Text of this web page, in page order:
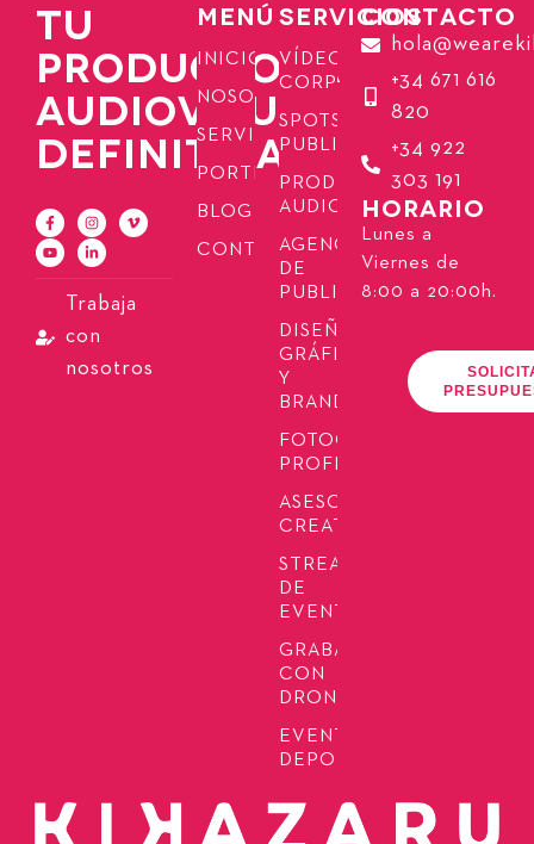
TU
PRODUCTORA
AUDIOVISUAL
DEFINITIVA
Trabaja
con
nosotros
MENÚ
INICIO
NOSOTROS
SERVICIOS
PORTFOLIO
BLOG
CONTACTO
SERVICIOS
VÍDEOS
CORPORATIVOS
SPOTS
PUBLICITARIOS
PRODUCCIÓN
AUDIOVISUAL
AGENCIA
DE
PUBLICIDAD
DISEÑO
GRÁFICO
Y
BRANDING
FOTOGRAFÍA
PROFESIONAL
ASESORÍA
CREATIVA
STREAMING
DE
EVENTOS
GRABACIÓN
CON
DRONES
EVENTOS
DEPORTIVOS
CONTACTO
+34 671 616
820
+34 922
303 191
HORARIO
Lunes a
Viernes de
8:00 a 20:00h.